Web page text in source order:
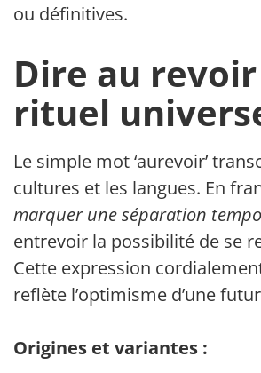
ou définitives.
Dire au
rituel
Le simple mot ‘aurevoir’
cultures et les langues. En
marquer une séparation
entrevoir la possibilité de se
Cette expression
reflète l’optimisme d’une
Origines et variantes :